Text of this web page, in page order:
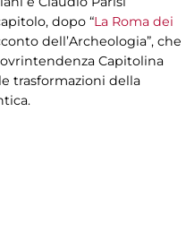
dopo “La Roma dei
dell’Archeologia”, che
Capitolina
trasformazioni della